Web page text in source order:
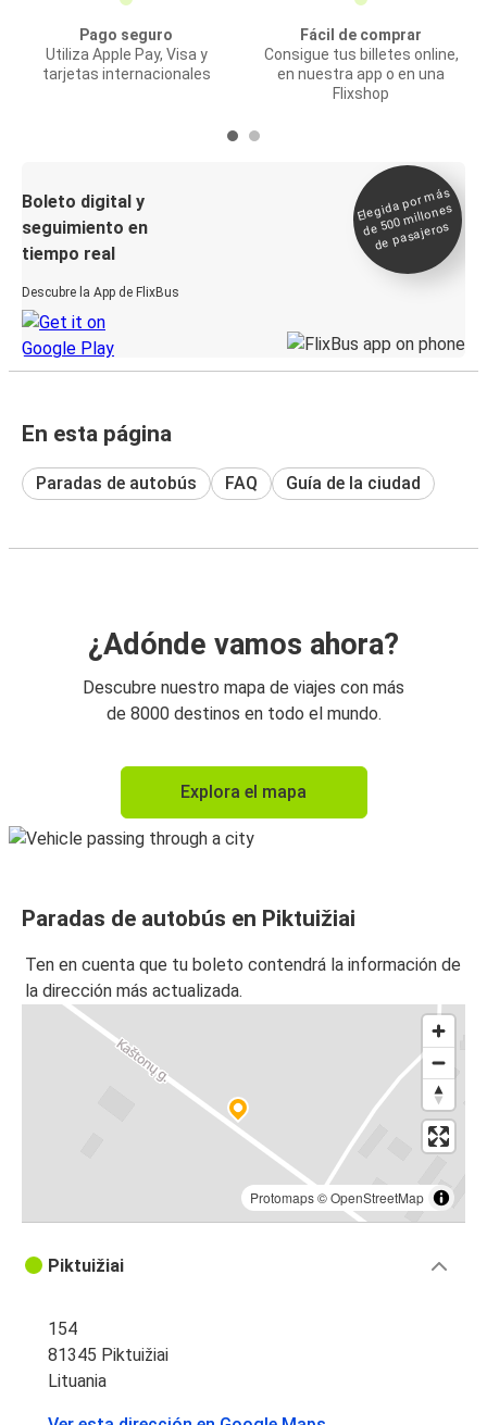
Pago seguro
Utiliza Apple Pay, Visa y
tarjetas internacionales
Fácil de comprar
Consigue tus billetes online,
en nuestra app o en una
Flixshop
Boleto digital y
seguimiento en
tiempo real
Descubre la App de FlixBus
Elegida por
más
de 500
millones
de pasajeros
En esta página
Paradas de autobús FAQ Guía de la ciudad
¿Adónde vamos ahora?
Descubre nuestro mapa de viajes con más
de 8000 destinos en todo el mundo.
Explora el mapa
Paradas de autobús en Piktuižiai
Ten en cuenta que tu boleto contendrá la información de
la dirección más actualizada.
Protomaps©OpenStreetMap
Piktuižiai
154
81345 Piktuižiai
Lituania